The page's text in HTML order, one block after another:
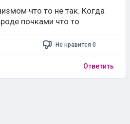
что то не так. Когда
почками что то
Не нравится 0
Ответить